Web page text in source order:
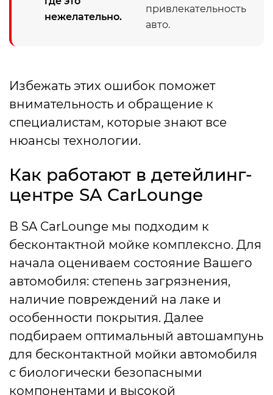
нежелательно.
привлекательность
авто.
Избежать этих ошибок поможет
внимательность и обращение к
специалистам, которые знают все
нюансы технологии.
Как работают в детейлинг-
центре SA CarLounge
В SA CarLounge мы подходим к
бесконтактной мойке комплексно. Для
начала оцениваем состояние Вашего
автомобиля: степень загрязнения,
наличие повреждений на лаке и
особенности покрытия. Далее
подбираем оптимальный автошампунь
для бесконтактной мойки автомобиля
с биологически безопасными
компонентами и высокой